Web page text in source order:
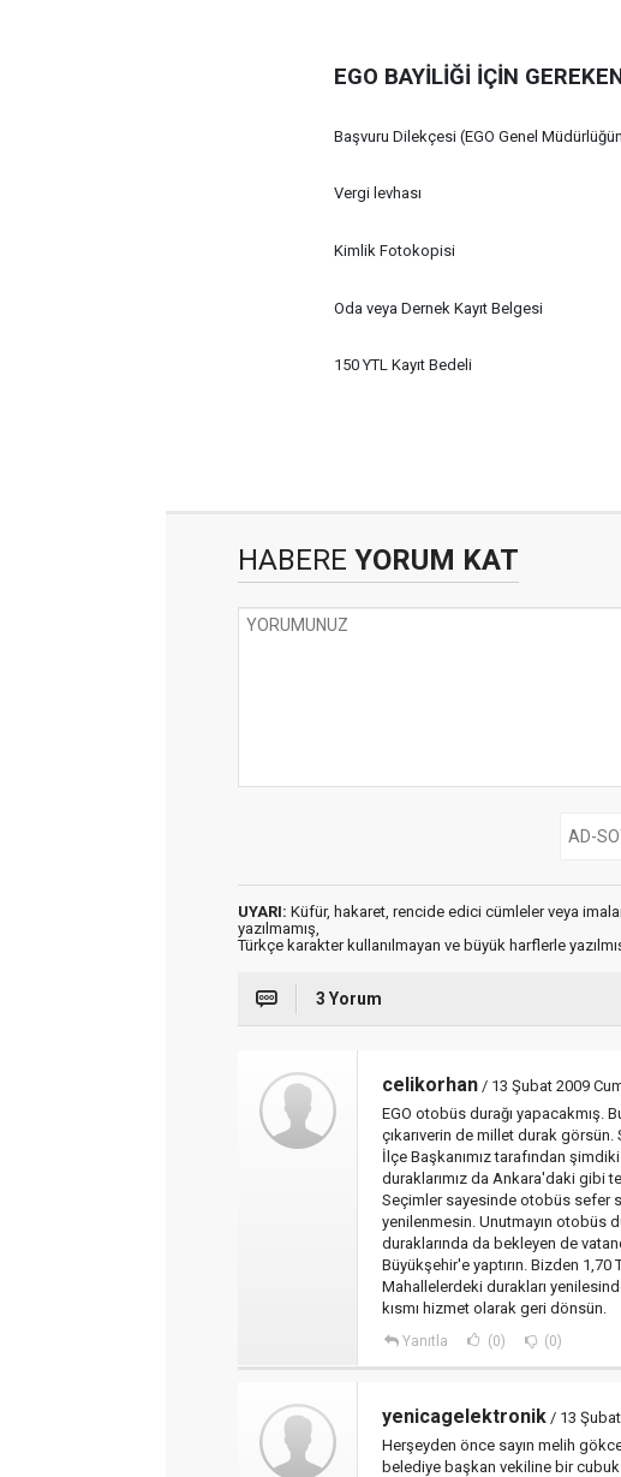
EGO BAYİLİĞİ İÇİN
Başvuru Dilekçesi (EGO Genel
Vergi levhası
Kimlik Fotokopisi
Oda veya Dernek Kayıt Belgesi
150 YTL Kayıt Bedeli
HABERE YORUM KAT
UYARI: Küfür, hakaret, rencide edici cümleler veya
yazılmamış,
Türkçe karakter kullanılmayan ve büyük harflerle
3 Yorum
celikorhan / 13 Şubat 2009
EGO otobüs durağı yapacakmış.
çıkarıverin de millet durak
İlçe Başkanımız tarafından
duraklarımız da Ankara'daki gibi
Seçimler sayesinde otobüs sefer
yenilenmesin. Unutmayın otobüs
duraklarında da bekleyen de
Büyükşehir'e yaptırın. Bizden 1,70
Mahallelerdeki durakları
kısmı hizmet olarak geri dönsün.
Yanıtla (0) (0)
yenicagelektronik / 13
Herşeyden önce sayın melih
belediye başkan vekiline bir